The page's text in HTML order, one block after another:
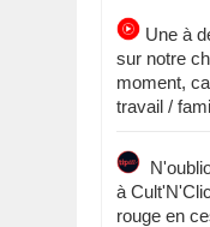
Une à
sur notre
moment,
travail /
à
rouge en